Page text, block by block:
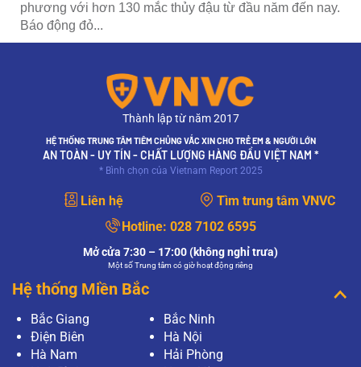
phương với hơn 130 mắc thủy đậu từ đầu năm đến nay.
Báo động đỏ...
Thành lập từ năm 2017
HỆ THỐNG TRUNG TÂM TIÊM CHỦNG VẮC XIN CHO TRẺ EM & NGƯỜI LỚN
AN TOÀN - UY TÍN - CHẤT LƯỢNG HÀNG ĐẦU VIỆT NAM *
* Bình chọn của Vietnam Report 2025
Liên hệ
Tìm trung tâm VNVC
Hotline: 028 7102 6595
Mở cửa 7:30 – 17:00 (không nghỉ trưa)
Một số Trung tâm có giờ hoạt động riêng
Hệ thống Miền Bắc
Bắc Giang
Bắc Ninh
Điện Biên
Hà Nội
Hà Nam
Hải Phòng